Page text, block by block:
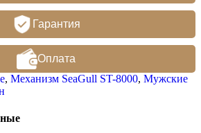
Гарантия
Оплата
, Механизм SeaGull ST-8000, Мужские